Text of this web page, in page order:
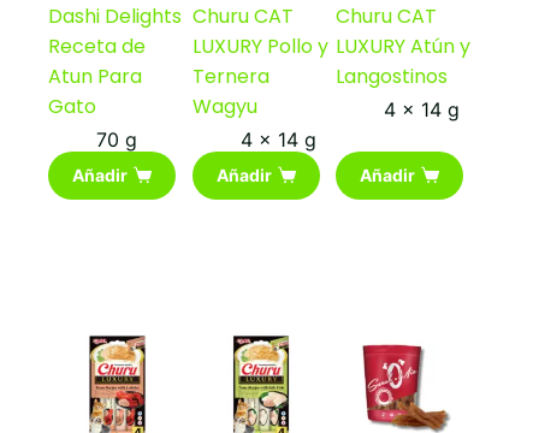
Dashi Delights
Receta de
Atun Para
Gato
70 g
Añadir
Churu CAT
LUXURY Pollo y
Ternera
Wagyu
4 x 14 g
Añadir
Churu CAT
LUXURY Atún y
Langostinos
4 x 14 g
Añadir